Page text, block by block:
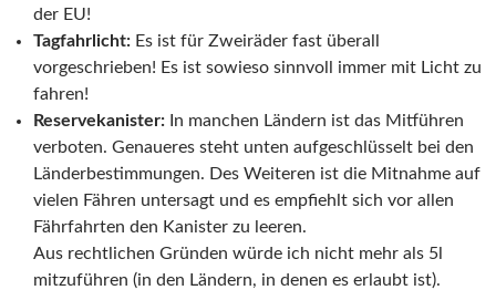
der EU!
Tagfahrlicht: Es ist für Zweiräder fast überall
vorgeschrieben! Es ist sowieso sinnvoll immer mit Licht zu
fahren!
Reservekanister: In manchen Ländern ist das Mitführen
verboten. Genaueres steht unten aufgeschlüsselt bei den
Länderbestimmungen. Des Weiteren ist die Mitnahme auf
vielen Fähren untersagt und es empfiehlt sich vor allen
Fährfahrten den Kanister zu leeren.
Aus rechtlichen Gründen würde ich nicht mehr als 5l
mitzuführen (in den Ländern, in denen es erlaubt ist).